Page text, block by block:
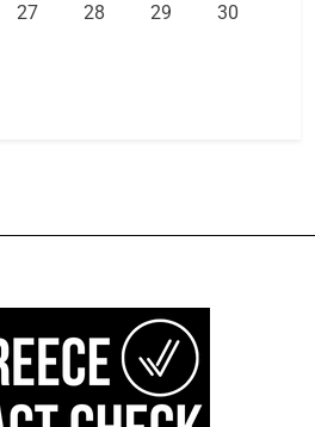
27 28 29
30